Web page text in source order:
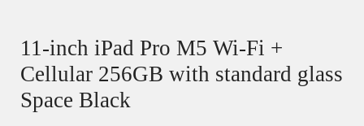
11-inch iPad Pro M5 Wi-Fi +
Cellular 256GB with standard glass
Space Black